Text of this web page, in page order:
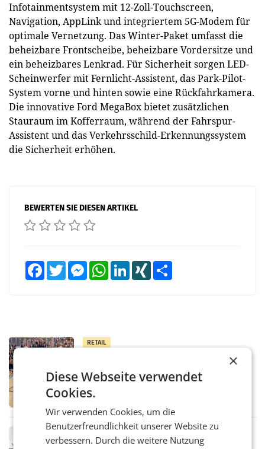
Infotainmentsystem mit 12-Zoll-Touchscreen,
Navigation, AppLink und integriertem 5G-Modem für
optimale Vernetzung. Das Winter-Paket umfasst die
beheizbare Frontscheibe, beheizbare Vordersitze und
ein beheizbares Lenkrad. Für Sicherheit sorgen LED-
Scheinwerfer mit Fernlicht-Assistent, das Park-Pilot-
System vorne und hinten sowie eine Rückfahrkamera.
Die innovative Ford MegaBox bietet zusätzlichen
Stauraum im Kofferraum, während der Fahrspur-
Assistent und das Verkehrsschild-Erkennungssystem
die Sicherheit erhöhen.
BEWERTEN SIE DIESEN ARTIKEL
FacebookTwitter MessengerWhatsAppLinkedInXING
RETAIL
Sommercamps im Osten Österreichs
Bereits zum zweiten Mal begleitet Bipa das
polysportive Sommersportcamp „Bewegte
Monaten Juli und August versorgt das
Unternehmen Kinder sowie
RETAIL
×
Diese Webseite verwendet
Cookies.
Wir verwenden Cookies, um die
Benutzerfreundlichkeit unserer Website zu
verbessern. Durch die weitere Nutzung